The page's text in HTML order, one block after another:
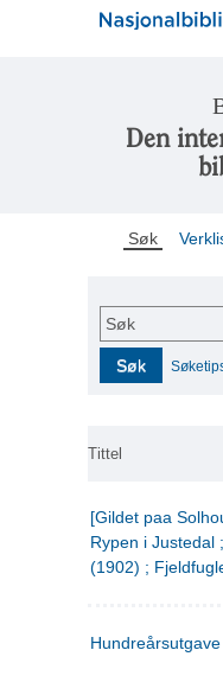
Den
Søk
Søk
Søk
Tittel
[Gildet paa
Rypen i Justedal
(1902) ;